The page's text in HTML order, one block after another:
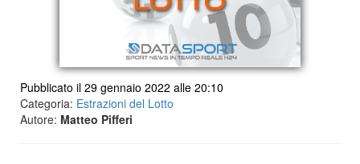
Pubblicato il 29 gennaio 2022 alle 20:10
Categoria: Estrazioni del Lotto
Autore: Matteo Pifferi